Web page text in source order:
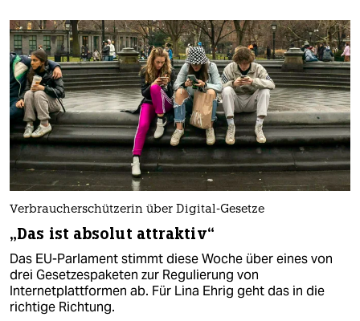
Verbraucherschützerin über Digital-Gesetze
„Das ist absolut attraktiv“
Das EU-Parlament stimmt diese Woche über eines von
drei Gesetzespaketen zur Regulierung von
Internetplattformen ab. Für Lina Ehrig geht das in die
richtige Richtung.